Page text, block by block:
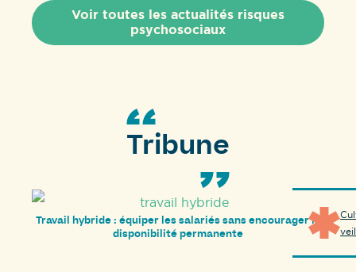
Voir toutes les actualités risques
psychosociaux
Tribune
Travail hybride : équiper les salariés sans encourager la
disponibilité permanente